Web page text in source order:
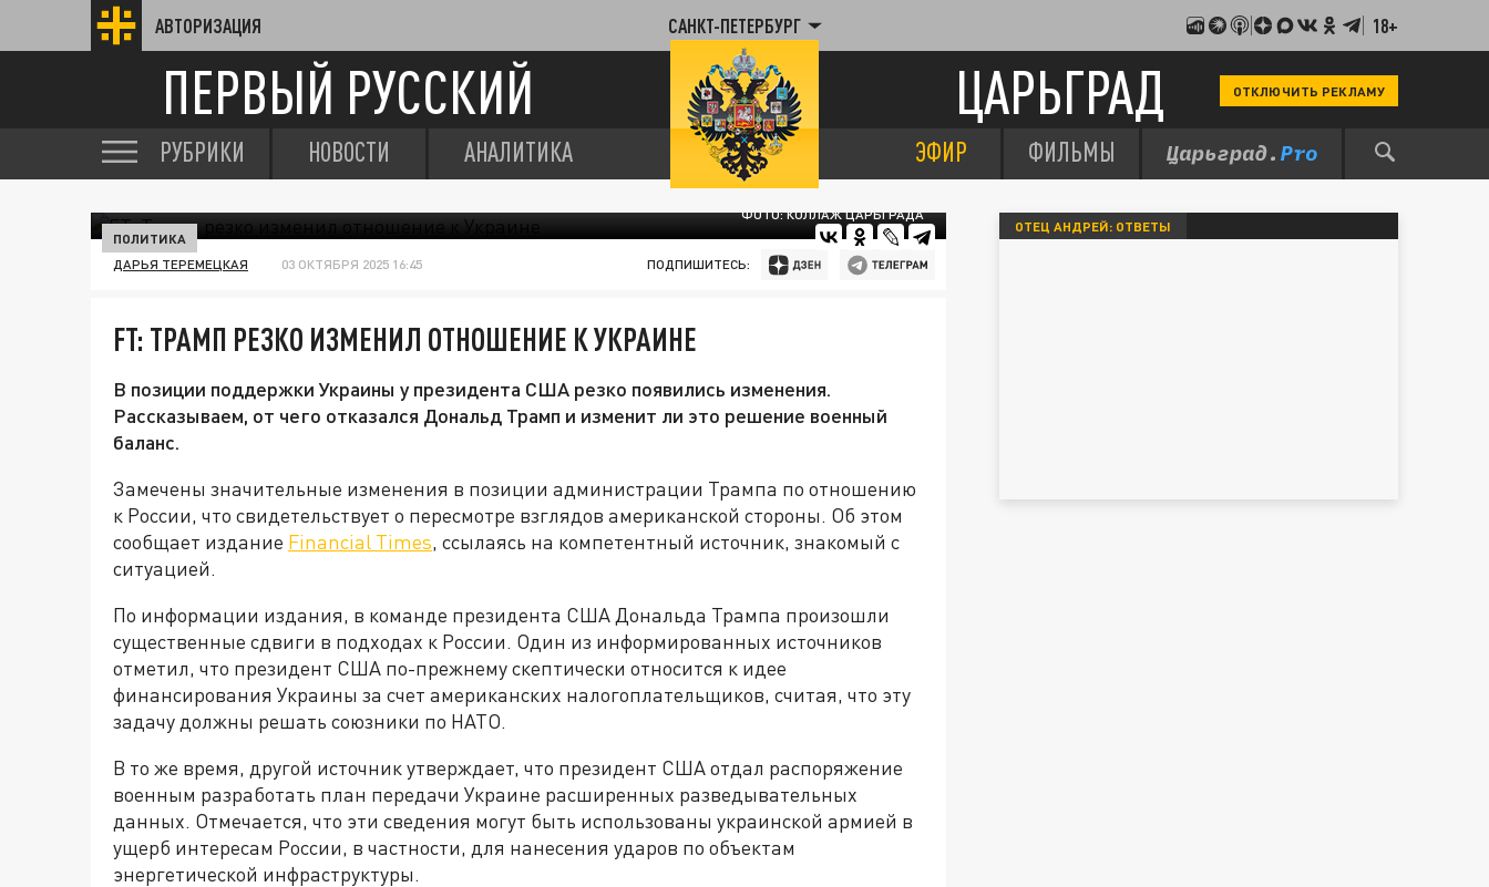
АВТОРИЗАЦИЯ САНКТ-ПЕТЕРБУРГ 18+
ПЕРВЫЙ РУССКИЙ ЦАРЬГРАД ОТКЛЮЧИТЬ РЕКЛАМУ
РУБРИКИ НОВОСТИ АНАЛИТИКА ЭФИР ФИЛЬМЫ
ФОТО: КОЛЛАЖ ЦАРЬГРАДА
ПОЛИТИКА
ДАРЬЯ ТЕРЕМЕЦКАЯ 03 ОКТЯБРЯ 2025 16:45 ПОДПИШИТЕСЬ:
FT: ТРАМП РЕЗКО ИЗМЕНИЛ ОТНОШЕНИЕ К УКРАИНЕ
В позиции поддержки Украины у президента США резко появились изменения.
Рассказываем, от чего отказался Дональд Трамп и изменит ли это решение военный
баланс.
Замечены значительные изменения в позиции администрации Трампа по отношению
к России, что свидетельствует о пересмотре взглядов американской стороны. Об этом
сообщает издание Financial Times, ссылаясь на компетентный источник, знакомый с
ситуацией.
По информации издания, в команде президента США Дональда Трампа произошли
существенные сдвиги в подходах к России. Один из информированных источников
отметил, что президент США по-прежнему скептически относится к идее
финансирования Украины за счет американских налогоплательщиков, считая, что эту
задачу должны решать союзники по НАТО.
В то же время, другой источник утверждает, что президент США отдал распоряжение
военным разработать план передачи Украине расширенных разведывательных
данных. Отмечается, что эти сведения могут быть использованы украинской армией в
ущерб интересам России, в частности, для нанесения ударов по объектам
энергетической инфраструктуры.
ОТЕЦ АНДРЕЙ: ОТВЕТЫ